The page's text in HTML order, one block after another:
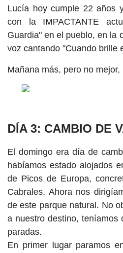
Lucía hoy cumple 22 años
con la IMPACTANTE
Guardia" en el pueblo, en la
voz cantando "Cuando brille
Mañana más, pero no
DÍA 3: CAMBIO DE
El domingo era día de
habíamos estado alojados
de Picos de Europa,
Cabrales. Ahora nos
de este parque natural. No
a nuestro destino, teníamos
paradas.
En primer lugar paramos